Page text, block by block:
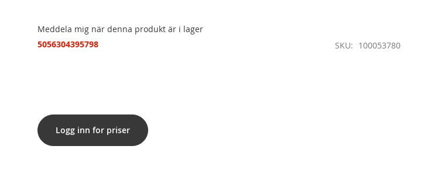
Meddela mig när denna produkt är i lager
5056304395798 SKU 100053780
Logg inn for priser